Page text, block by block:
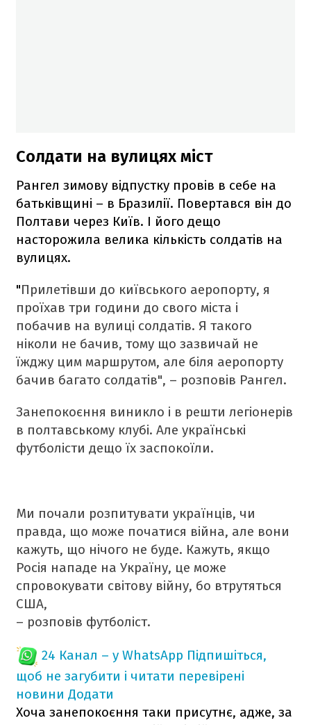
Солдати на вулицях міст
Рангел зимову відпустку провів в себе на
батьківщині – в Бразилії. Повертався він до
Полтави через Київ. І його дещо
насторожила велика кількість солдатів на
вулицях.
"Прилетівши до київського аеропорту, я
проїхав три години до свого міста і
побачив на вулиці солдатів. Я такого
ніколи не бачив, тому що зазвичай не
їжджу цим маршрутом, але біля аеропорту
бачив багато солдатів", – розповів Рангел.
Занепокоєння виникло і в решти легіонерів
в полтавському клубі. Але українські
футболісти дещо їх заспокоїли.
Ми почали розпитувати українців, чи
правда, що може початися війна, але вони
кажуть, що нічого не буде. Кажуть, якщо
Росія нападе на Україну, це може
спровокувати світову війну, бо втрутяться
США,
– розповів футболіст.
24 Канал – у WhatsApp Підпишіться,
щоб не загубити і читати перевірені
новини Додати
Хоча занепокоєння таки присутнє, адже, за